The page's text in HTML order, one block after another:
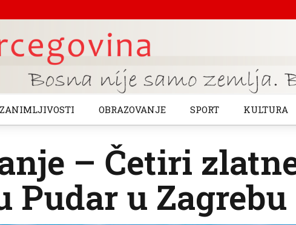
ZANIMLJIVOSTI OBRAZOVANJE SPORT KULTURA
– Četiri
Pudar u Zagrebu